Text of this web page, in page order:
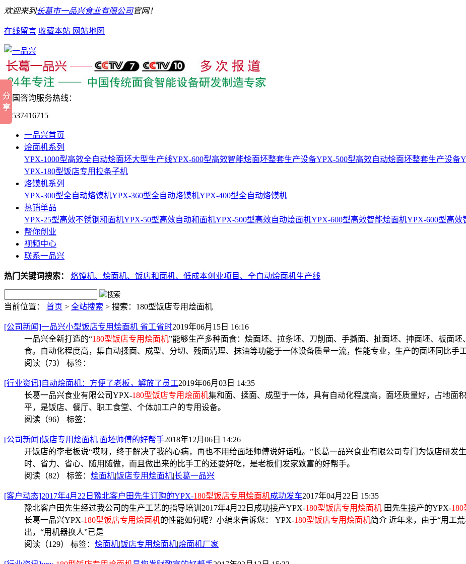
欢迎来到长葛市一品兴食业有限公司官网！
在线留言 收藏本站 网站地图
全国咨询服务热线：
15537416715
一品兴首页
烩面机系列
YPX-1000型高效全自动烩面坯大型生产线YPX-600型高效智能烩面坯整套生产设备YPX-500型高效自动烩面坯整套生产设备
YPX-180型饭店专用拉条子机
烙馍机系列
YPX-300型全自动烙馍机YPX-360型全自动烙馍机YPX-400型全自动烙馍机
热销单品
YPX-25型高效不锈钢和面机YPX-50型高效自动和面机YPX-500型高效自动烩面机YPX-600型高效智能烩面机YPX-600型高效
帮你创业
视频中心
联系一品兴
热门关键词搜索： 烙馍机、 烩面机、 饭店和面机、 低成本创业项目、 全自动烩面机生产线
当前位置： 首页 > 全站搜索 > 搜索：180型饭店专用烩面机
[公司新闻]一品兴小型饭店专用烩面机 省工省时2019年06月15日 16:16
一品兴全新打造的“180型饭店专用烩面机”能够生产多种面食：烩面坯、拉条坯、刀削面、手撕面、扯面坯、抻面坯、板面
食。自动化程度高，集自动揉面、成型、分切、残面清理、抹油等功能于一体设备质量一流，性能专业，生产的面坯同比手
阅读（73） 标签：
[行业资讯]自动烩面机：方便了老板，解放了员工2019年06月03日 14:35
长葛一品兴食业有限公司YPX-180型饭店专用烩面机集和面、揉面、成型于一体，具有自动化程度高，面坯质量好，占地面
平，是饭店、餐厅、职工食堂、个体加工户的专用设备。
阅读（96） 标签：
[公司新闻]饭店专用烩面机 面坯师傅的好帮手2018年12月06日 14:26
开饭店的李老板说“哎呀，终于解决了我的心病，再也不用给面坯师傅说好话啦。”长葛一品兴食业有限公司专门为饭店研发
时、省力、省心、随用随做，而且做出来的比手工的还要好吃，是老板们发家致富的好帮手。
阅读（82） 标签： 烩面机|饭店专用烩面机|长葛一品兴
[客户动态]2017年4月22日豫北客户田先生订购的YPX-180型饭店专用烩面机成功发车2017年04月22日 15:35
豫北客户田先生经过我公司的生产工艺的指导培训2017年4月22日成功接产YPX-180型饭店专用烩面机 田先生接产的YPX-
长葛一品兴YPX-180型饭店专用烩面机的性能如何呢？小编来告诉您： YPX-180型饭店专用烩面机简介 近年来，由于“用工
出，“用机器换人”已是
阅读（129） 标签： 烩面机|饭店专用烩面机|烩面机厂家